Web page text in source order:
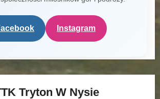
Instagram
Tryton W Nysie